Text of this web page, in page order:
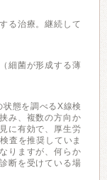
る治療。継続して
細菌が形成する薄
態を調べるX線検
み、複数の方向か
に有効で、厚生労
査を推奨していま
りますが、何らか
断を受けている場